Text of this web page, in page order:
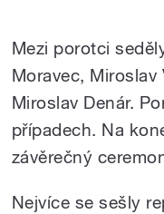
Mezi porotci
Moravec, Miroslav
Miroslav Denár.
případech. Na
závěrečný
Nejvíce se sešly